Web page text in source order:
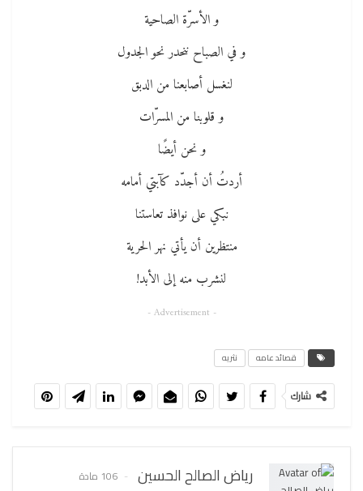
و الأسرّة الصاحية
و في الصباح ننحدر نحو الجدول
لنغسل أصابعنا من الدبق
و قلوبنا من المسرّات
و نحن أيضًا
أردتُ أن أجدّد كآبتي أمامه
نبكي على نوافذ تعاستنا
منتظرين أن يأتي نهر الحرية
لنشرب منه إلى الأبد!
- Advertisement -
قصائد عامه نثريه
شارك
رياض الصالح الحسين 106 مادة